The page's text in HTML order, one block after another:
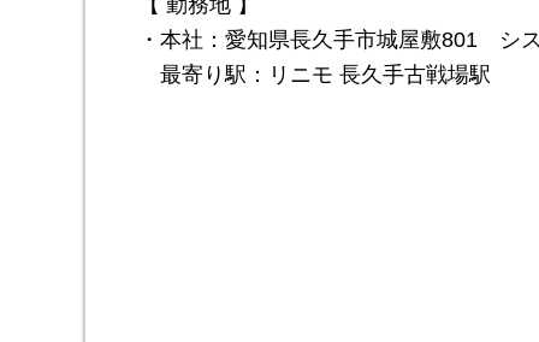
【 勤務地 】
・本社：愛知県長久手市城屋敷801 シ
最寄り駅：リニモ 長久手古戦場駅